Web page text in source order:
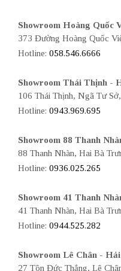
Showroom Hoàng Quốc
373 Đường Hoàng Quốc
Hotline: 058.546.6666
Showroom Thái Thịnh -
106 Thái Thịnh, Ngã Tư
Hotline: 0943.969.695
Showroom 88 Thanh
88 Thanh Nhàn, Hai Bà
Hotline: 0936.025.265
Showroom 41 Thanh
41 Thanh Nhàn, Hai Bà
Hotline: 0944.525.282
Showroom Lê Chân -
27 Tôn Đức Thắng, Lê